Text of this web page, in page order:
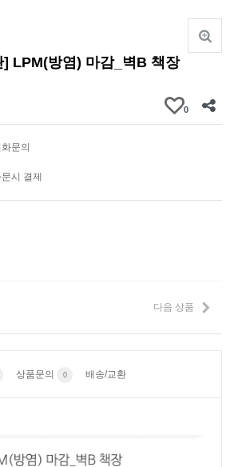
] LPM(방염) 마감_벽B 책장
0
문의
시 결제
다음 상품
상품문의 0 배송/교환